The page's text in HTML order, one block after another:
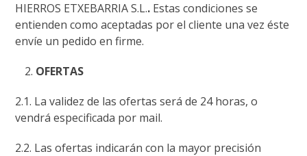
HIERROS ETXEBARRIA S.L.. Estas condiciones se
entienden como aceptadas por el cliente una vez éste
envíe un pedido en firme.
OFERTAS
2.1. La validez de las ofertas será de 24 horas, o
vendrá especificada por mail.
2.2. Las ofertas indicarán con la mayor precisión